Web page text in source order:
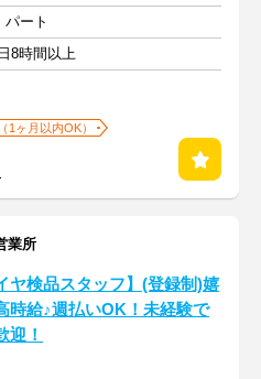
パート
8時間以上
1ヶ月以内OK）
業所
ヤ検品スタッフ】(登録制)嬉
時給♪週払いOK！未経験で
迎！